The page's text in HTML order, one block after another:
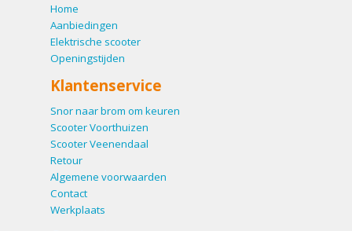
Home
Aanbiedingen
Elektrische scooter
Openingstijden
Klantenservice
Snor naar brom om keuren
Scooter Voorthuizen
Scooter Veenendaal
Retour
Algemene voorwaarden
Contact
Werkplaats